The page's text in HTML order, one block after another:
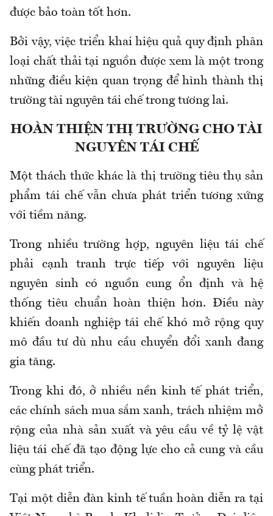
được bảo toàn tốt hơn.
Bởi vậy, việc triển khai hiệu quả quy định phân
loại chất thải tại nguồn được xem là một trong
những điều kiện quan trọng để hình thành thị
trường tài nguyên tái chế trong tương lai.
HOÀN THIỆN THỊ TRƯỜNG CHO TÀI
NGUYÊN TÁI CHẾ
Một thách thức khác là thị trường tiêu thụ sản
phẩm tái chế vẫn chưa phát triển tương xứng
với tiềm năng.
Trong nhiều trường hợp, nguyên liệu tái chế
phải cạnh tranh trực tiếp với nguyên liệu
nguyên sinh có nguồn cung ổn định và hệ
thống tiêu chuẩn hoàn thiện hơn. Điều này
khiến doanh nghiệp tái chế khó mở rộng quy
mô đầu tư dù nhu cầu chuyển đổi xanh đang
gia tăng.
Trong khi đó, ở nhiều nền kinh tế phát triển,
các chính sách mua sắm xanh, trách nhiệm mở
rộng của nhà sản xuất và yêu cầu về tỷ lệ vật
liệu tái chế đã tạo động lực cho cả cung và cầu
cùng phát triển.
Tại một diễn đàn kinh tế tuần hoàn diễn ra tại